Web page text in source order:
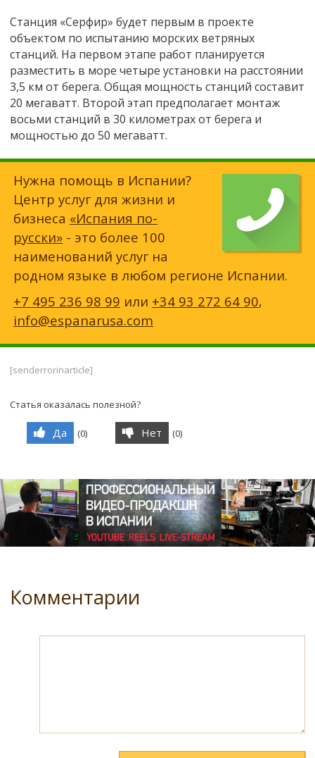
Станция «Серфир» будет первым в проекте
объектом по испытанию морских ветряных
станций. На первом этапе работ планируется
разместить в море четыре установки на расстоянии
3,5 км от берега. Общая мощность станций составит
20 мегаватт. Второй этап предполагает монтаж
восьми станций в 30 километрах от берега и
мощностью до 50 мегаватт.
Нужна помощь в Испании?
Центр услуг для жизни и
бизнеса «Испания по-
русски» - это более 100
наименований услуг на
родном языке в любом регионе Испании.
+7 495 236 98 99 или +34 93 272 64 90,
info@espanarusa.com
[senderrorinarticle]
Статья оказалась полезной?
Да (0) Нет (0)
Комментарии